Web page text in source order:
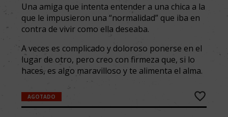
Una amiga que intenta entender a una chica a la
que le impusieron una “normalidad” que iba en
contra de vivir como ella deseaba.
A veces es complicado y doloroso ponerse en el
lugar de otro, pero creo con firmeza que, si lo
haces, es algo maravilloso y te alimenta el alma.
AGOTADO